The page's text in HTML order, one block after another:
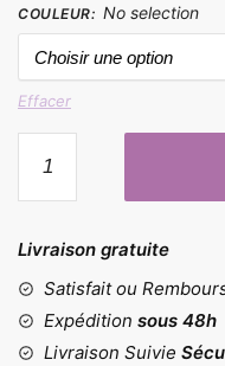
COULEUR: No selection
Effacer
Moule
tarte
Livraison gratuite
Satisfait ou
Expédition sous 48h
Livraison Suivie